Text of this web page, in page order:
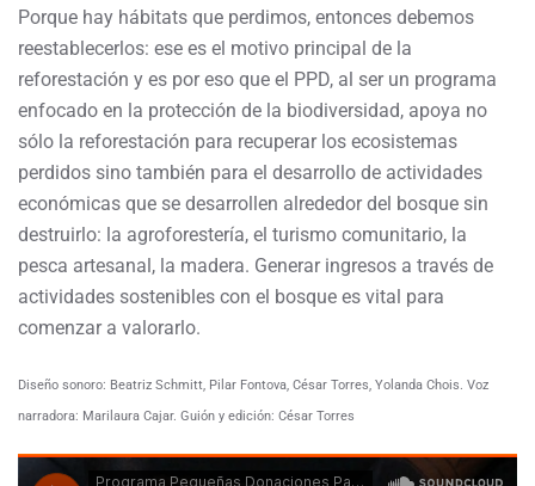
Porque hay hábitats que perdimos, entonces debemos
reestablecerlos: ese es el motivo principal de la
reforestación y es por eso que el PPD, al ser un programa
enfocado en la protección de la biodiversidad, apoya no
sólo la reforestación para recuperar los ecosistemas
perdidos sino también para el desarrollo de actividades
económicas que se desarrollen alrededor del bosque sin
destruirlo: la agroforestería, el turismo comunitario, la
pesca artesanal, la madera. Generar ingresos a través de
actividades sostenibles con el bosque es vital para
comenzar a valorarlo.
Diseño sonoro: Beatriz Schmitt, Pilar Fontova, César Torres, Yolanda Chois. Voz
narradora: Marilaura Cajar. Guión y edición: César Torres